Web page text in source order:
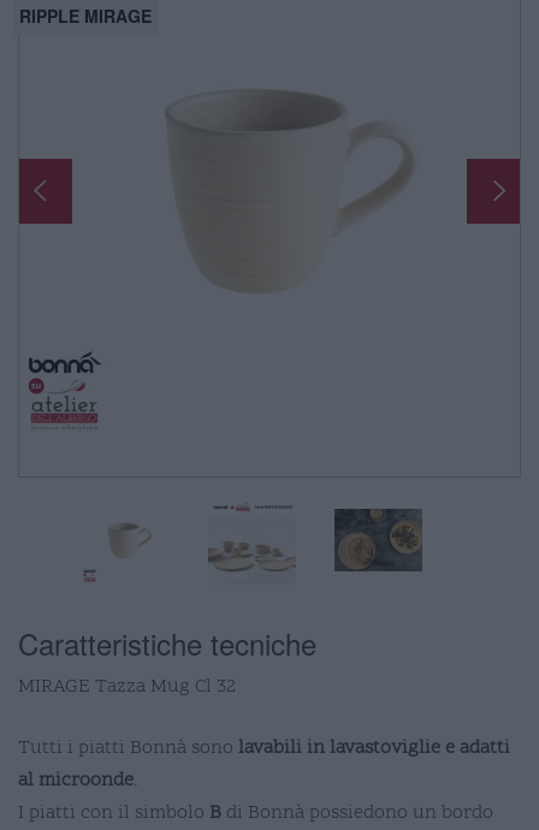
RIPPLE MIRAGE
Caratteristiche tecniche
MIRAGE Tazza Mug Cl 32
Tutti i piatti Bonnà sono lavabili in lavastoviglie e adatti
al microonde.
I piatti con il simbolo B di Bonnà possiedono un bordo